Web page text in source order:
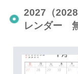
2027（
レンダー